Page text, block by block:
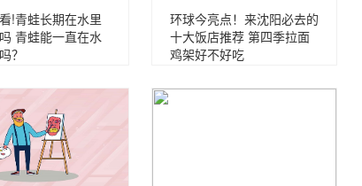
!青蛙长期在水里
青蛙能一直在水
？
环球今亮点！来沈阳必去的
十大饭店推荐 第四季拉面
鸡架好不好吃